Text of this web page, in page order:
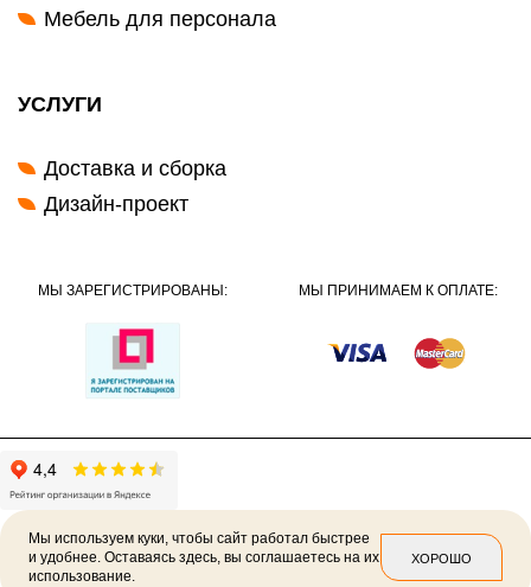
Мебель для персонала
УСЛУГИ
Доставка и сборка
Дизайн-проект
МЫ ЗАРЕГИСТРИРОВАНЫ: МЫ ПРИНИМАЕМ К ОПЛАТЕ:
2026 © Политика конфиденциальности
Мы используем куки, чтобы сайт работал быстрее
и удобнее. Оставаясь здесь, вы соглашаетесь на их
использование.
ХОРОШО